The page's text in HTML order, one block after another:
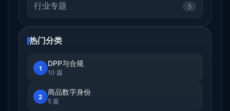
行业专题 5
热门分类
1
DPP与合规
10 篇
2
商品数字身份
5 篇